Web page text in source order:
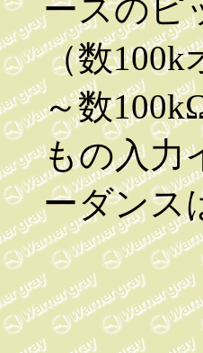
ースのピ
（数100k
～数
もの入力
ーダンス